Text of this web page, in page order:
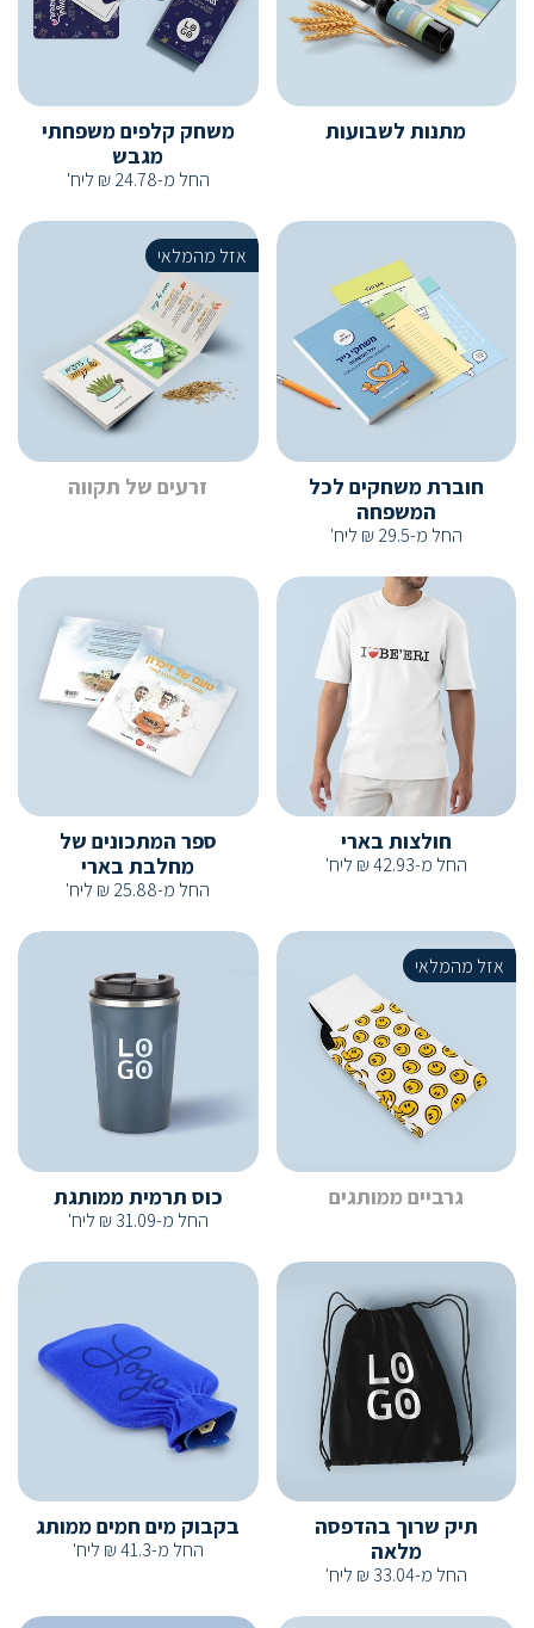
מתנות לשבועות
משחק קלפים משפחתי
מגבש
החל מ-24.78
₪ ליח'
חוברת משחקים לכל
המשפחה
החל מ-29.5
₪ ליח'
אזל מהמלאי
זרעים של תקווה
חולצות בארי
החל מ-42.93
₪ ליח'
ספר המתכונים של
מחלבת בארי
החל מ-25.88
₪ ליח'
אזל מהמלאי
גרביים ממותגים כוס תרמית ממותגת
החל מ-31.09
₪ ליח'
תיק שרוך בהדפסה
מלאה
החל מ-33.04
₪ ליח'
בקבוק מים חמים ממותג
החל מ-41.3
₪ ליח'